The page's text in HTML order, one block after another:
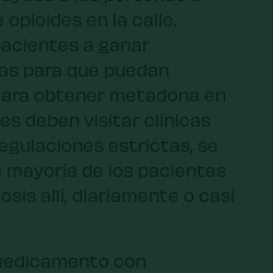
en la calle.
a ganar
para que puedan
obtener metadona en
deben visitar clínicas
estrictas, se
mayoría de los pacientes
allí, diariamente o casi
con